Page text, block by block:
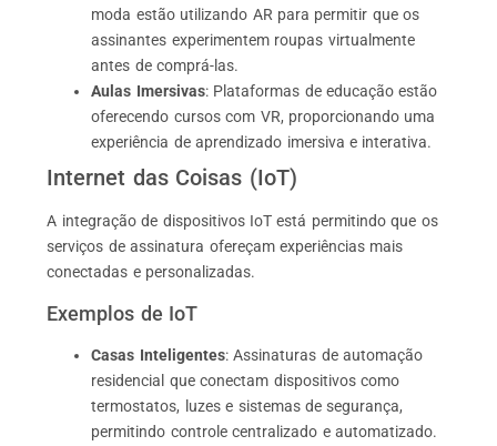
moda estão utilizando AR para permitir que os
assinantes experimentem roupas virtualmente
antes de comprá-las.
Aulas Imersivas: Plataformas de educação estão
oferecendo cursos com VR, proporcionando uma
experiência de aprendizado imersiva e interativa.
Internet das Coisas (IoT)
A integração de dispositivos IoT está permitindo que os
serviços de assinatura ofereçam experiências mais
conectadas e personalizadas.
Exemplos de IoT
Casas Inteligentes: Assinaturas de automação
residencial que conectam dispositivos como
termostatos, luzes e sistemas de segurança,
permitindo controle centralizado e automatizado.